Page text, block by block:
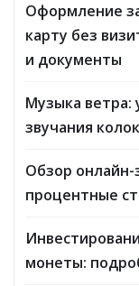
Оформление
карту без
и документы
Музыка ветра:
звучания
Обзор онлайн-
процентные
монеты: